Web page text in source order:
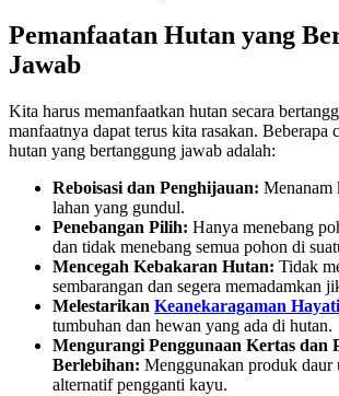
Pemanfaatan Hutan yang
Jawab
Kita harus memanfaatkan hutan secara
manfaatnya dapat terus kita rasakan. Beberapa
hutan yang bertanggung jawab adalah:
Reboisasi dan Penghijauan: Menanam
lahan yang gundul.
Penebangan Pilih: Hanya menebang
dan tidak menebang semua pohon di
Mencegah Kebakaran Hutan: Tidak
sembarangan dan segera memadamkan
Melestarikan Keanekaragaman Hayati
tumbuhan dan hewan yang ada di hutan.
Mengurangi Penggunaan Kertas dan
Berlebihan: Menggunakan produk daur
alternatif pengganti kayu.